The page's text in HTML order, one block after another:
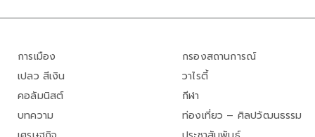
การเมือง
เปลว สีเงิน
คอลัมนิสต์
บทความ
กรองสถานการณ์
วาไรตี้
กีฬา
ท่องเที่ยว – ศิลปวัฒนธรรม